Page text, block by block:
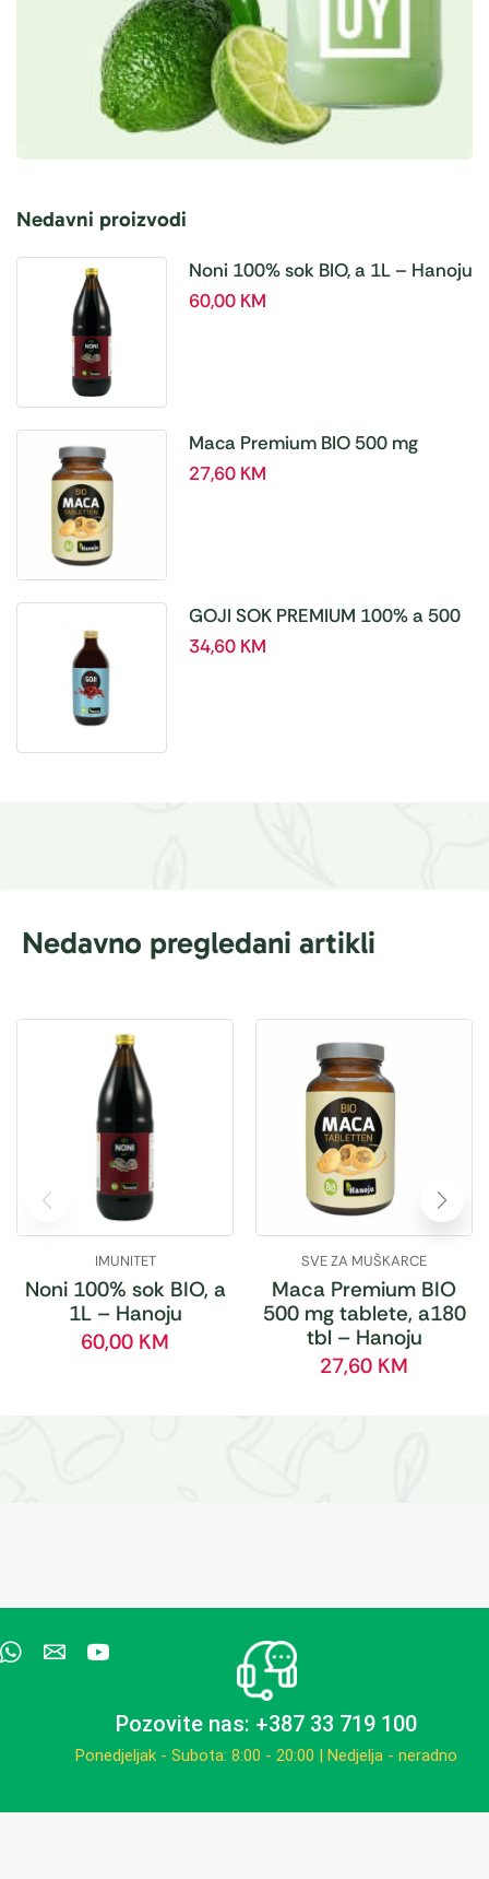
Nedavni proizvodi
Noni 100% sok BIO, a 1L – Hanoju
60,00 KM
Maca Premium BIO 500 mg
tablete, a180 tbl – Hanoju
27,60 KM
GOJI SOK PREMIUM 100% a 500
ml
34,60 KM
Nedavno pregledani artikli
IMUNITET
Noni 100% sok BIO, a
1L – Hanoju
60,00 KM
SVE ZA MUŠKARCE
Maca Premium BIO
500 mg tablete, a180
tbl – Hanoju
27,60 KM
Pozovite nas: +387 33 719 100
Ponedjeljak - Subota: 8:00 - 20:00 | Nedjelja - neradno